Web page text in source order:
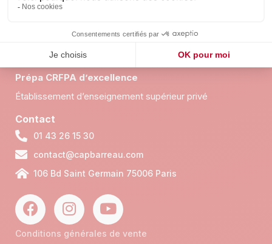
Prépa CRFPA d’excellence
Établissement d’enseignement supérieur privé
Contact
01 43 26 15 30
contact@capbarreau.com
106 Bd Saint Germain 75006 Paris
Conditions générales de vente